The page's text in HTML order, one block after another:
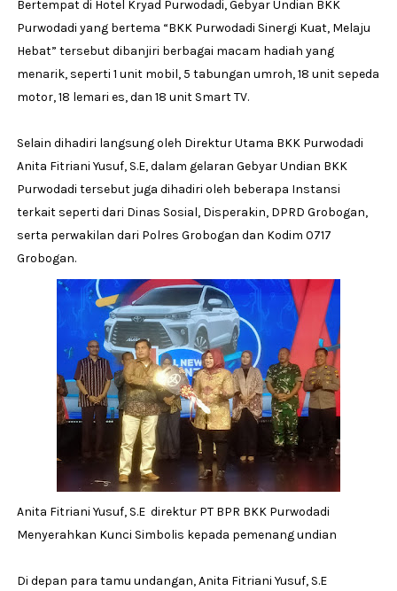
Bertempat di Hotel Kryad Purwodadi, Gebyar Undian BKK
Purwodadi yang bertema “BKK Purwodadi Sinergi Kuat, Melaju
Hebat” tersebut dibanjiri berbagai macam hadiah yang
menarik, seperti 1 unit mobil, 5 tabungan umroh, 18 unit sepeda
motor, 18 lemari es, dan 18 unit Smart TV.
Selain dihadiri langsung oleh Direktur Utama BKK Purwodadi
Anita Fitriani Yusuf, S.E, dalam gelaran Gebyar Undian BKK
Purwodadi tersebut juga dihadiri oleh beberapa Instansi
terkait seperti dari Dinas Sosial, Disperakin, DPRD Grobogan,
serta perwakilan dari Polres Grobogan dan Kodim 0717
Grobogan.
Anita Fitriani Yusuf, S.E direktur PT BPR BKK Purwodadi
Menyerahkan Kunci Simbolis kepada pemenang undian
Di depan para tamu undangan, Anita Fitriani Yusuf, S.E